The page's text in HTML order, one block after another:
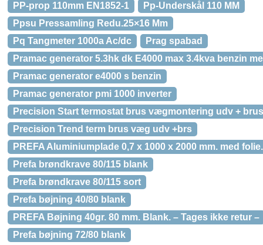
PP-prop 110mm EN1852-1
Pp-Underskål 110 MM
Ppsu Pressamling Redu.25×16 Mm
Pq Tangmeter 1000a Ac/dc
Prag spabad
Pramac generator 5.3hk dk E4000 max 3.4kva benzin
Pramac generator e4000 s benzin
Pramac generator pmi 1000 inverter
Precision Start termostat brus vægmontering udv +
Precision Trend term brus væg udv +brs
PREFA Aluminiumplade 0,7 x 1000 x 2000 mm. med
Prefa brøndkrave 80/115 blank
Prefa brøndkrave 80/115 sort
Prefa bøjning 40/80 blank
PREFA Bøjning 40gr. 80 mm. Blank. – Tages ikke retur –
Prefa bøjning 72/80 blank